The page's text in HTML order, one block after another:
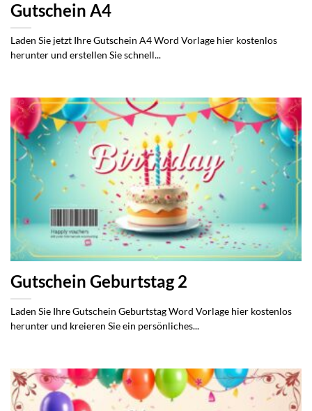
Gutschein A4
Laden Sie jetzt Ihre Gutschein A4 Word Vorlage hier kostenlos
herunter und erstellen Sie schnell...
Gutschein Geburtstag 2
Laden Sie Ihre Gutschein Geburtstag Word Vorlage hier kostenlos
herunter und kreieren Sie ein persönliches...